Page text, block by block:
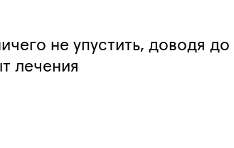
не упустить, доводя
лечения